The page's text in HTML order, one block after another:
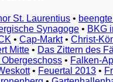
Vorbeelden
Przykłady
Ejemplos
Örnekler
Παραδείγματα
St. Laurentius •
Synagoge • BKG
• Cap-Markt• Christ-
Mitte • Das Zittern des
• Falken-
• Feuertal 2013 •